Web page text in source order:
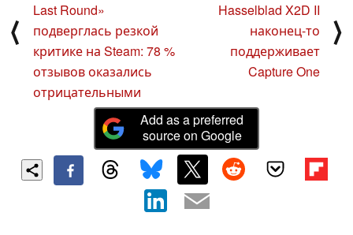
⟨
Last Round»
подверглась резкой
критике на Steam: 78 %
отзывов оказались
отрицательными
Hasselblad X2D II
наконец-то
поддерживает
Capture One
⟩
Add as a preferred
source on Google